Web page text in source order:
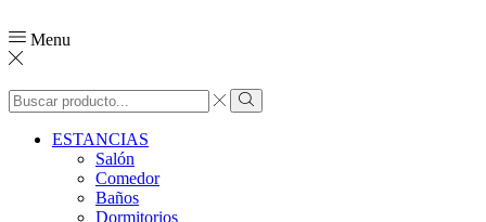
Menu
Search
input
Search
ESTANCIAS
Salón
Comedor
Baños
Dormitorios